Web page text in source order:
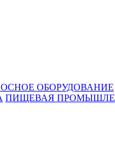
ОБОРУДОВАНИЕ
ПИЩЕВАЯ